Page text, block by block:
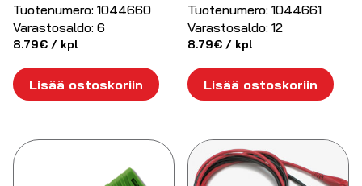
Tuotenumero: 1044660
Varastosaldo: 6
8.79€ / kpl
Lisää ostoskoriin
Tuotenumero: 1044661
Varastosaldo: 12
8.79€ / kpl
Lisää ostoskoriin